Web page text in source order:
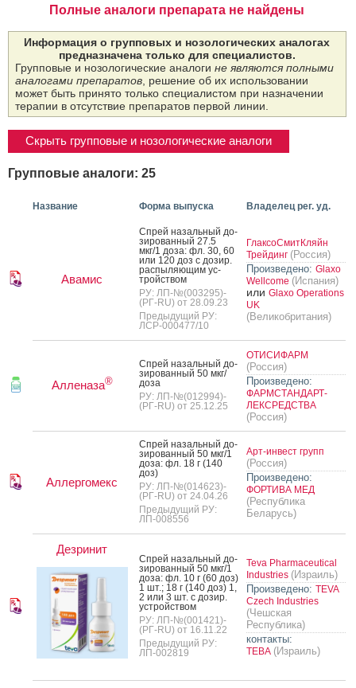
Полные аналоги препарата не найдены
Информация о групповых и нозологических аналогах
предназначена только для специалистов.
Групповые и нозологические аналоги не являются полными
аналогами препаратов , решение об их использовании
может быть принято только специалистом при назначении
терапии в отсутствие препаратов первой линии.
Скрыть групповые и нозологические аналоги
Групповые аналоги: 25
Название Форма выпуска Владелец рег. уд.
Авамис
Спрей на­заль­ный до­
зиро­ван­ный 27.5
мкг/1 до­за: фл. 30, 60
или 120 доз с до­зир.
рас­пы­ля­ющим ус­
трой­ством
РУ: ЛП-№(003295)-
(РГ-RU) от 28.09.23
Предыдущий РУ:
ЛСР-000477/10
ГлаксоСмитКляйн
Трейдинг (Россия)
Произведено: Glaxo
Wellcome (Испания)
или Glaxo Operations
UK
(Великобритания)
Алленаза®
Спрей на­заль­ный до­
зиро­ван­ный 50 мкг/
до­за
РУ: ЛП-№(012994)-
(РГ-RU) от 25.12.25
ОТИСИФАРМ
(Россия)
Произведено:
ФАРМСТАНДАРТ-
ЛЕКСРЕДСТВА
(Россия)
Аллергомекс
Спрей на­заль­ный до­
зиро­ван­ный 50 мкг/1
до­за: фл. 18 г (140
доз)
РУ: ЛП-№(014623)-
(РГ-RU) от 24.04.26
Предыдущий РУ:
ЛП-008556
Арт-инвест групп
(Россия)
Произведено:
ФОРТИВА МЕД
(Республика
Беларусь)
Дезринит
Спрей на­заль­ный до­
зиро­ван­ный 50 мкг/1
до­за: фл. 10 г (60 доз)
1 шт.; 18 г (140 доз) 1,
2 или 3 шт. с до­зир.
ус­трой­ством
РУ: ЛП-№(001421)-
(РГ-RU) от 16.11.22
Предыдущий РУ:
ЛП-002819
Teva Pharmaceutical
Industries (Израиль)
Произведено: TEVA
Czech Industries
(Чешская
Республика)
контакты:
ТЕВА (Израиль)